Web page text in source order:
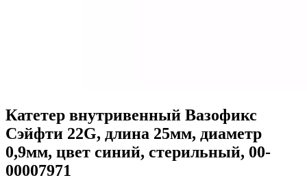
Катетер внутривенный Вазофикс
Сэйфти 22G, длина 25мм, диаметр
0,9мм, цвет синий, стерильный, 00-
00007971